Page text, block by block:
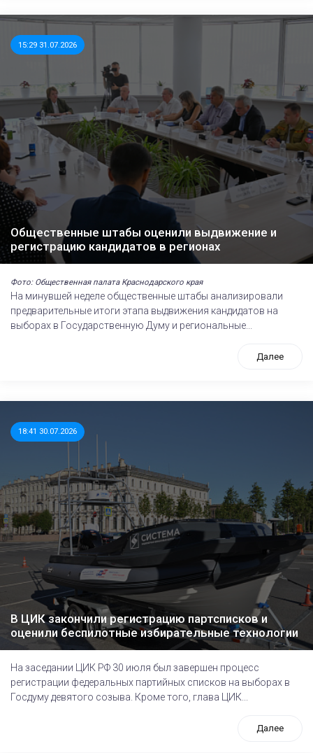
15:29 31.07.2026
Общественные штабы оценили выдвижение и
регистрацию кандидатов в регионах
Фото: Общественная палата Краснодарского края
На минувшей неделе общественные штабы анализировали
предварительные итоги этапа выдвижения кандидатов на
выборах в Государственную Думу и региональные...
Далее
18:41 30.07.2026
В ЦИК закончили регистрацию партсписков и
оценили беспилотные избирательные технологии
На заседании ЦИК РФ 30 июля был завершен процесс
регистрации федеральных партийных списков на выборах в
Госдуму девятого созыва. Кроме того, глава ЦИК...
Далее